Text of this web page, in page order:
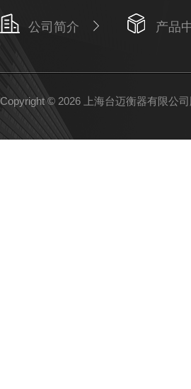
公司简介 产品
Copyright © 2026 上海台迈衡器有限公